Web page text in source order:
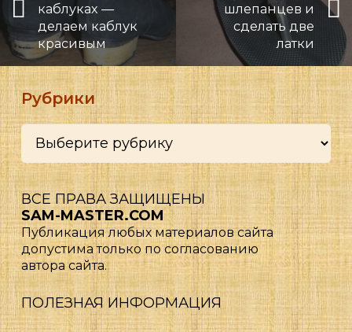
каблуках —
делаем каблук
красивым
шлепанцев и
сделать две
латки
Рубрики
Рубрики
ВСЕ ПРАВА ЗАЩИЩЕНЫ
SAM-MASTER.COM
Публикация любых материалов сайта
допустима только по согласованию
автора сайта.
ПОЛЕЗНАЯ ИНФОРМАЦИЯ